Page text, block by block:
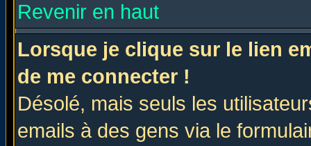
Revenir en haut
Lorsque je clique sur le lien
de me connecter !
Désolé, mais seuls les
emails à des gens via le